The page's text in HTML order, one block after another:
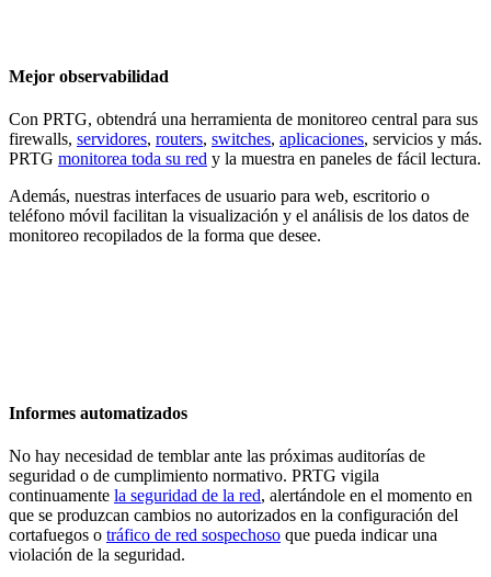
Mejor observabilidad
Con PRTG, obtendrá una herramienta de monitoreo central para sus
firewalls, servidores, routers, switches, aplicaciones, servicios y más.
PRTG monitorea toda su red y la muestra en paneles de fácil lectura.
Además, nuestras interfaces de usuario para web, escritorio o
teléfono móvil facilitan la visualización y el análisis de los datos de
monitoreo recopilados de la forma que desee.
Informes automatizados
No hay necesidad de temblar ante las próximas auditorías de
seguridad o de cumplimiento normativo. PRTG vigila
continuamente la seguridad de la red, alertándole en el momento en
que se produzcan cambios no autorizados en la configuración del
cortafuegos o tráfico de red sospechoso que pueda indicar una
violación de la seguridad.